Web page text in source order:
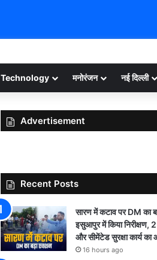
Technology मनोरंजन नई दिल्ली
Advertisement
Recent Posts
सारण में कटाव पर DM का
इसुआपुर में किया निरीक्षण,
और सीमेंटेड सुरक्षा कार्य
16 hours ago